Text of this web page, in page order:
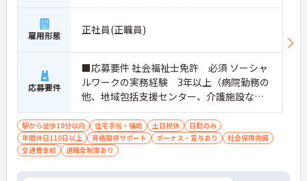
雇用形態 正社員(正職員)
応募要件
■応募要件 社会福祉士免許 必須 ソーシャ
ルワークの実務経験 3年以上（病院勤務の
他、地域包括支援センター、介護施設な
ど）
駅から徒歩10分以内 住宅手当・補助 土日祝休
日勤のみ
年間休日110日以上
資格取得サポート ボーナス・賞与あり
社会保険完備
交通費支給
退職金制度あり